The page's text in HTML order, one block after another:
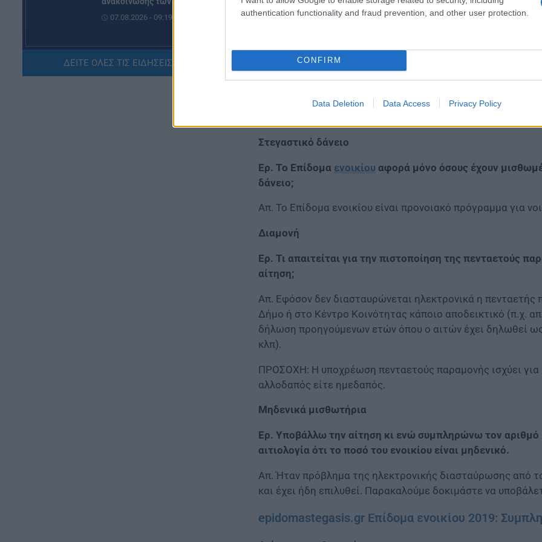
authentication functionality and fraud prevention, and other user protection.
CONFIRM
Data Deletion Data Access Privacy Policy
07.08.2026 - 09:19
ΕΙΔΗΣΕΙΣ
ΟΠΕΚΑ: Σήμερα η πληρωμή του
ΔΕΙΤΕ ΟΛΕΣ ΤΙΣ ΕΙΔΗΣΕΙΣ ΕΔΩ »
Στεγαστικό δάνειο
Ερ. Το Επίδομα ενοικίου αφορά μόνο όσους έχουν
δάνειο;
Απ. Το Επίδομα ενοικίου είναι προνοιακό πρόγραμμα για
Διαμονή
Ερ. Τι απαιτείται για την πιστοποίηση της πενταετούς
αίτηση;
Απ. Εφόσον δεν διασταυρώνεται ηλεκτρονικά η
Δήμο ή στο Κέντρο Κοινότητας κάποιο αποδεικτικό (π.χ.
δήλωση προηγούμενων ετών όπου ο αιτών έχει δηλωθεί
κλπ).
ΠΡΟΣΟΧΗ: Η υποχρέωση πενταετούς παραμονής ισχύει για
αλλοδαπός είτε ημεδαπός.
Μηδενικά μισθωτήρια
Ερ. Υποβάλλω την αίτηση κι ενώ συμπληρώνω τον αριθμό
αιτιολογία ότι το ποσό του ενοικίου είναι μηδενικό.
Απ. Ήταν πρόβλημα της ηλεκτρονικής διασταύρωσης από
και έχει ήδη επιλυθεί. Παρακαλούμε δοκιμάστε να
epidomastegasis.gr Επίδομα ενοικίου 2019: